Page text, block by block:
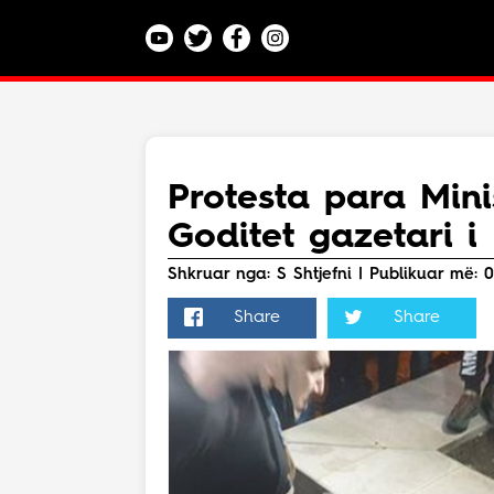
Lajme
Teknologji
Bota
Argëtim
Maqedoni
Protesta para
Goditet gazetari i
Shkruar nga: S Shtjefni | Publikuar më:
Share Share